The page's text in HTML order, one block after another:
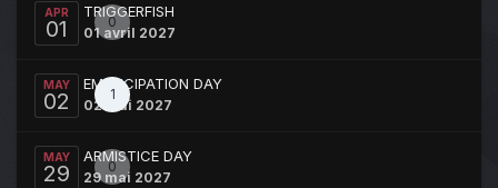
APR
01 0
TRIGGERFISH
01 avril 2027
MAY
02 1
EMANCIPATION DAY
02 mai 2027
MAY
29 0
ARMISTICE DAY
29 mai 2027